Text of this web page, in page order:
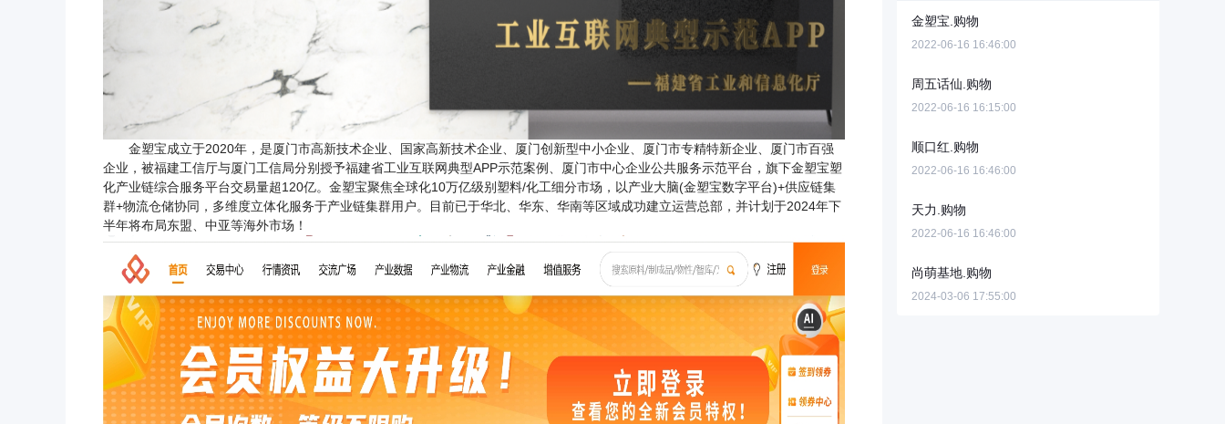
金塑宝成立于2020年， 是厦门市高新技术企业、国家高新技术企业、厦门创新型中小企业、厦门市专精特新企业、厦门市百强
企业，被福建工信厅与厦门工信局分别授予福建省工业互联网典型APP示范案例、厦门市中心企业公共服务示范平台，旗下金塑宝塑
化产业链综合服务平台交易量超120亿。 金塑宝聚焦全球化10万亿级别塑料/化工细分市场，以产业大脑(金塑宝数字平台)+供应链集
群+物流仓储协同，多维度立体化服务于产业链集群用户。目前已于华北、华东、华南等区域成功建立运营总部，并计划于2024年下
半年将布局东盟、中亚等海外市场！
金塑宝.购物
2022-06-16 16:46:00
周五话仙.购物
2022-06-16 16:15:00
顺口红.购物
2022-06-16 16:46:00
天力.购物
2022-06-16 16:46:00
尚萌基地.购物
2024-03-06 17:55:00